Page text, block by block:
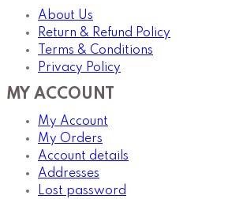
About Us
Return & Refund Policy
Terms & Conditions
Privacy Policy
MY ACCOUNT
My Account
My Orders
Account details
Addresses
Lost password